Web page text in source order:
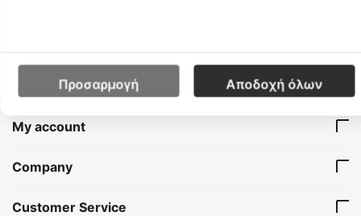
My account
Company
Customer Service
Προσαρμογή Αποδοχή όλων